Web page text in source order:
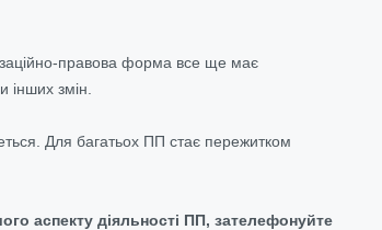
правова форма все ще має
інших змін.
Для багатьох ПП стає пережитком
аспекту діяльності ПП, зателефонуйте